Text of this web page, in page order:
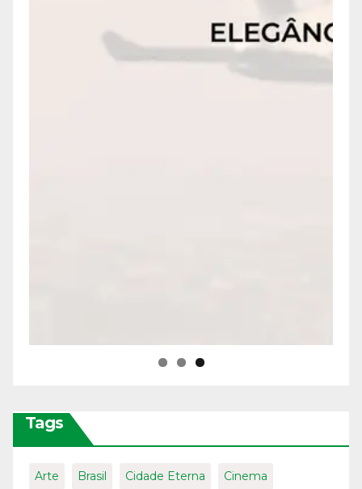
Tags
Arte Brasil Cidade Eterna Cinema